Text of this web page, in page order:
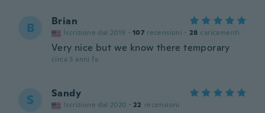
B Brian
Iscrizione dal 2019 · 107 recensioni · 28 caricamenti
Very nice but we know there temporary
circa 3 anni fa
S Sandy
Iscrizione dal 2020 · 22 recensioni